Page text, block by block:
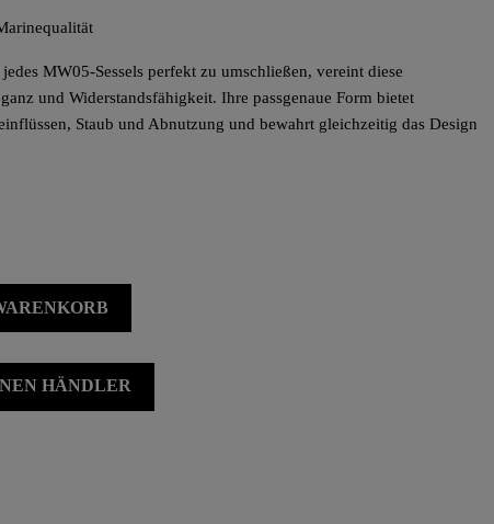
MW05-Sessels perfekt zu umschließen, vereint diese
und Widerstandsfähigkeit. Ihre passgenaue Form bietet
Staub und Abnutzung und bewahrt gleichzeitig das Design
HÄNDLER